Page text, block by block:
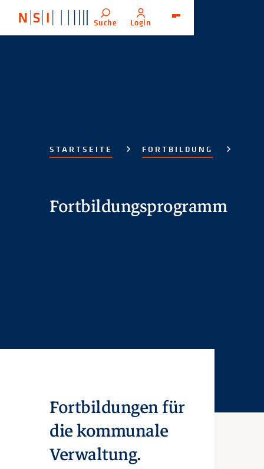
Suche Login
STARTSEITE FORTBILDUNG
Fortbildungsprogramm
Fortbildungen für
die kommunale
Verwaltung.